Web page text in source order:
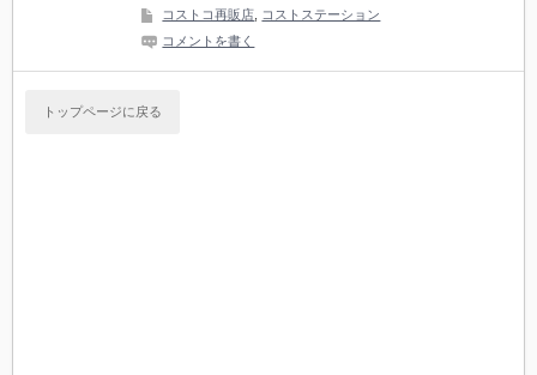
コストコ再販店
コストステーション
コメントを書く
トップページに戻る